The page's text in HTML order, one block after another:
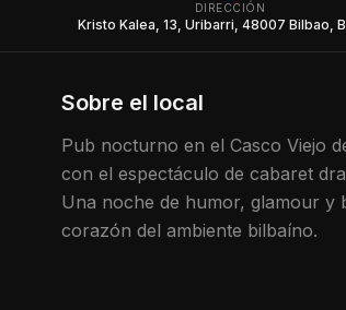
DIRECCIÓN
Kristo Kalea, 13, Uribarri, 48007 Bilbao,
Sobre el local
Pub nocturno en el Casco Viejo
con el espectáculo de cabaret
Una noche de humor, glamour y
corazón del ambiente bilbaíno.